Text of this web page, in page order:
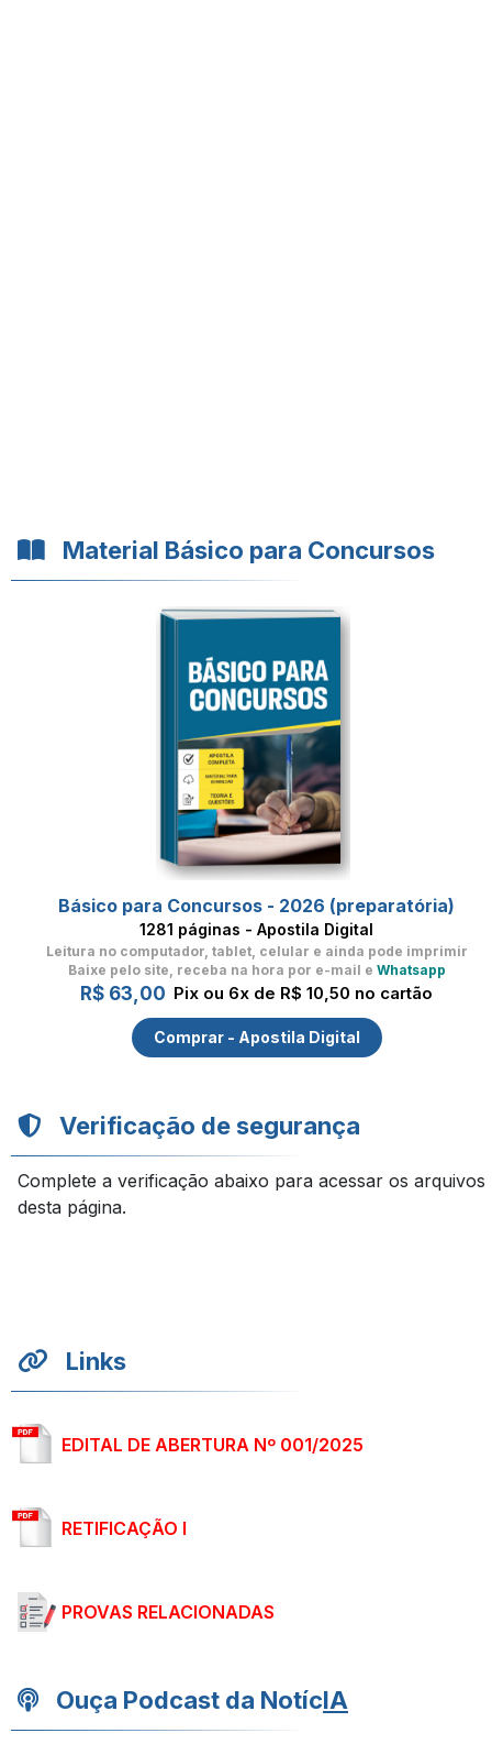
Material Básico para Concursos
Básico para Concursos - 2026 (preparatória)
1281 páginas - Apostila Digital
Leitura no computador, tablet, celular e ainda pode imprimir
Baixe pelo site, receba na hora por e-mail e Whatsapp
R$ 63,00 Pix ou 6x de R$ 10,50 no cartão
Comprar - Apostila Digital
Verificação de segurança
Complete a verificação abaixo para acessar os arquivos
desta página.
Links
EDITAL DE ABERTURA Nº 001/2025
RETIFICAÇÃO I
PROVAS RELACIONADAS
Ouça Podcast da NotícIA